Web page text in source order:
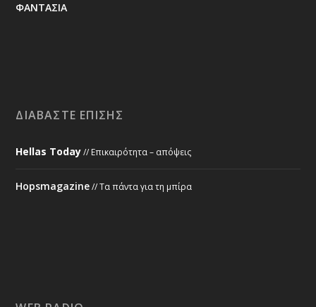
ΦΑΝΤΑΣΙΑ
ΔΙΑΒΆΣΤΕ ΕΠΊΣΗΣ
Hellas Today// Επικαιρότητα – απόψεις
Hopsmagazine// Τα πάντα για τη μπίρα